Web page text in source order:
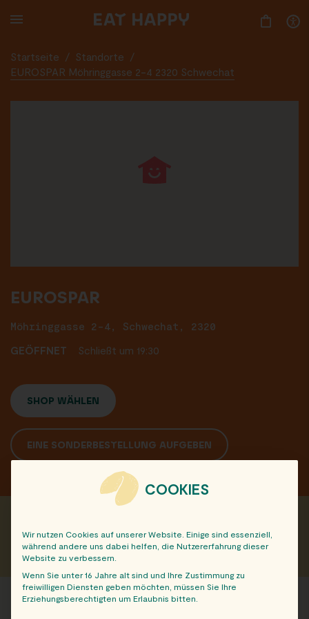
TO
Startseite / Standorte
/
EUROSPAR Möhringgasse 2-4 2320 Schwechat
EUROSPAR
Möhringgasse 2-4, Schwechat, 2320
GEÖFFNET
Schließt um 19:30
SHOP WÄHLEN
EINE SONDERBESTELLUNG AUFGEBEN
COOKIES
Wir nutzen Cookies auf unserer Website. Einige sind essenziell,
während andere uns dabei helfen, die Nutzererfahrung dieser
Website zu verbessern.
Wenn Sie unter 16 Jahre alt sind und Ihre Zustimmung zu
freiwilligen Diensten geben möchten, müssen Sie Ihre
Erziehungsberechtigten um Erlaubnis bitten.